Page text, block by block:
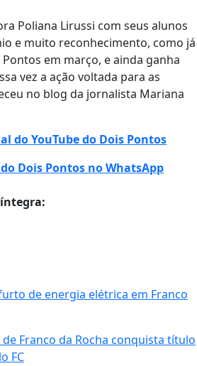
Poliana Lirussi com seus alunos
e muito reconhecimento, como já
em março, e ainda ganha
vez a ação voltada para as
no blog da jornalista Mariana
do YouTube do Dois Pontos
Dois Pontos no WhatsApp
de energia elétrica em Franco
Franco da Rocha conquista título
FC